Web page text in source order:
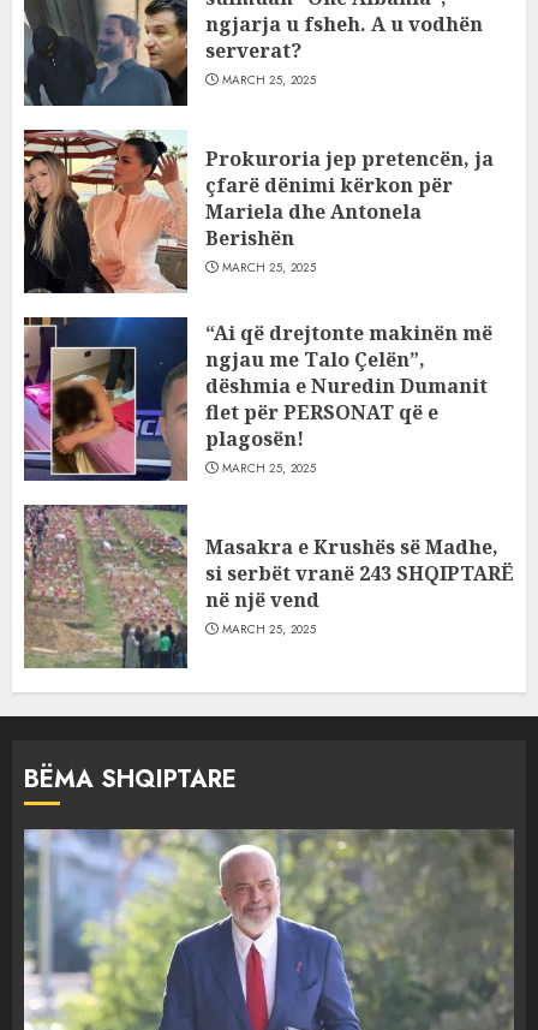
ngjarja u fsheh. A u vodhën
serverat?
MARCH 25, 2025
Prokuroria jep pretencën, ja
çfarë dënimi kërkon për
Mariela dhe Antonela
Berishën
MARCH 25, 2025
“Ai që drejtonte makinën më
ngjau me Talo Çelën”,
dëshmia e Nuredin Dumanit
flet për PERSONAT që e
plagosën!
MARCH 25, 2025
Masakra e Krushës së Madhe,
si serbët vranë 243 SHQIPTARË
në një vend
MARCH 25, 2025
BËMA SHQIPTARE